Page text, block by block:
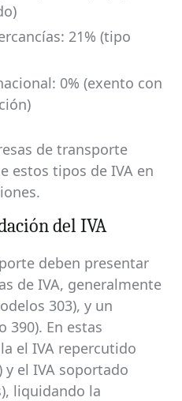
21% (tipo
0% (exento con
de transporte
estos tipos de IVA en
del IVA
deben presentar
de IVA, generalmente
303), y un
390). En estas
el IVA repercutido
el IVA soportado
liquidando la